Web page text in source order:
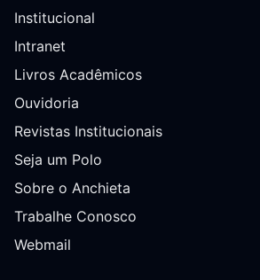
Institucional
Intranet
Livros Acadêmicos
Ouvidoria
Revistas Institucionais
Seja um Polo
Sobre o Anchieta
Trabalhe Conosco
Webmail